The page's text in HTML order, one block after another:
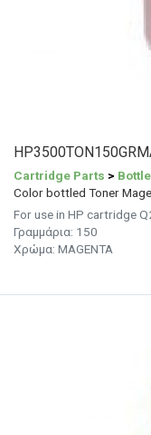
Cartridge Parts >
Color bottled Toner
For use in HP cartridge
Γραμμάρια: 150
Χρώμα: MAGENTA